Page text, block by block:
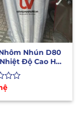
Nhún D80
Độ Cao Hút
Bếp Nướng